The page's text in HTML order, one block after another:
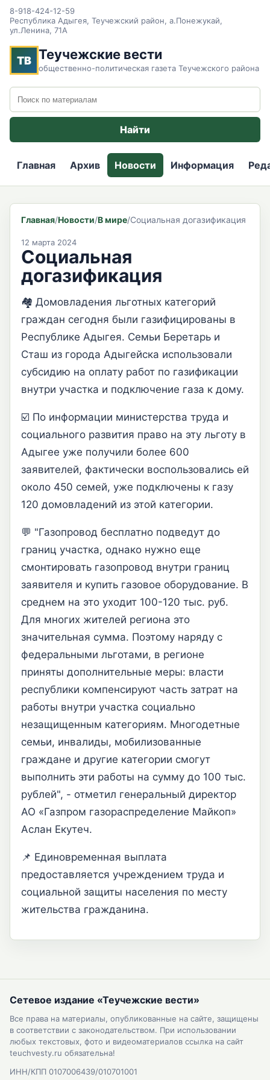
8-918-424-12-59
Республика Адыгея, Теучежский район, а.Понежукай,
ул.Ленина, 71А
ТВ Теучежские вести
общественно-политическая газета Теучежского района
Поиск по сайту
Найти
Главная Архив Новости Информация
Главная/Новости/В мире/Социальная догазификация
12 марта 2024
Социальная
догазификация
🏘️ Домовладения льготных категорий
граждан сегодня были газифицированы в
Республике Адыгея. Семьи Беретарь и
Сташ из города Адыгейска использовали
субсидию на оплату работ по газификации
внутри участка и подключение газа к дому.
☑️ По информации министерства труда и
социального развития право на эту льготу в
Адыгее уже получили более 600
заявителей, фактически воспользовались ей
около 450 семей, уже подключены к газу
120 домовладений из этой категории.
💬 "Газопровод бесплатно подведут до
границ участка, однако нужно еще
смонтировать газопровод внутри границ
заявителя и купить газовое оборудование. В
среднем на это уходит 100-120 тыс. руб.
Для многих жителей региона это
значительная сумма. Поэтому наряду с
федеральными льготами, в регионе
приняты дополнительные меры: власти
республики компенсируют часть затрат на
работы внутри участка социально
незащищенным категориям. Многодетные
семьи, инвалиды, мобилизованные
граждане и другие категории смогут
выполнить эти работы на сумму до 100 тыс.
рублей", - отметил генеральный директор
АО «Газпром газораспределение Майкоп»
Аслан Екутеч.
📌 Единовременная выплата
предоставляется учреждением труда и
социальной защиты населения по месту
жительства гражданина.
Сетевое издание «Теучежские вести»
Все права на материалы, опубликованные на сайте, защищены
в соответствии с законодательством. При использовании
любых текстовых, фото и видеоматериалов ссылка на сайт
teuchvesty.ru обязательна!
ИНН/КПП 0107006439/010701001